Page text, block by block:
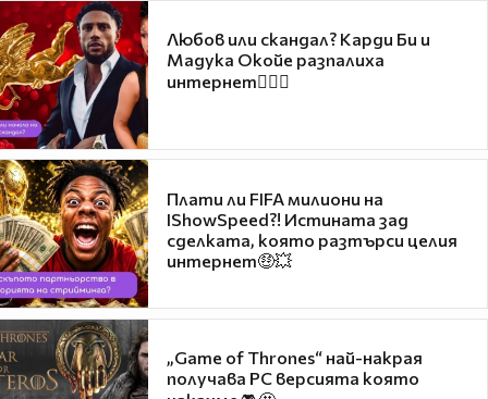
Любов или скандал? Карди Би и
Мадука Окойе разпалиха
интернет❤️‍🔥🔥
Плати ли FIFA милиони на
IShowSpeed?! Истината зад
сделката, която разтърси целия
интернет🤑💥
„Game of Thrones“ най-накрая
получава PC версията която